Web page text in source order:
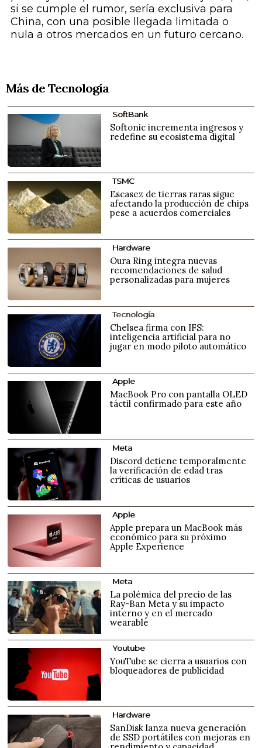
si se cumple el rumor, sería exclusiva para
China, con una posible llegada limitada o
nula a otros mercados en un futuro cercano.
Más de Tecnología
SoftBank
Softonic incrementa ingresos y
redefine su ecosistema digital
TSMC
Escasez de tierras raras sigue
afectando la producción de chips
pese a acuerdos comerciales
Hardware
Oura Ring integra nuevas
recomendaciones de salud
personalizadas para mujeres
Tecnología
Chelsea firma con IFS:
inteligencia artificial para no
jugar en modo piloto automático
Apple
MacBook Pro con pantalla OLED
táctil confirmado para este año
Meta
Discord detiene temporalmente
la verificación de edad tras
críticas de usuarios
Apple
Apple prepara un MacBook más
económico para su próximo
Apple Experience
Meta
La polémica del precio de las
Ray-Ban Meta y su impacto
interno y en el mercado
wearable
Youtube
YouTube se cierra a usuarios con
bloqueadores de publicidad
Hardware
SanDisk lanza nueva generación
de SSD portátiles con mejoras en